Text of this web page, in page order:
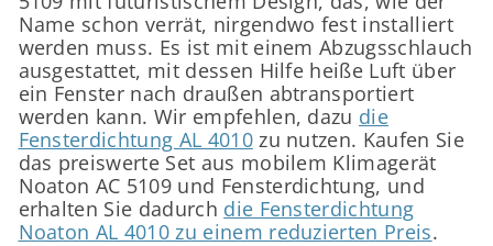
Name schon verrät, nirgendwo fest installiert
werden muss. Es ist mit einem Abzugsschlauch
ausgestattet, mit dessen Hilfe heiße Luft über
ein Fenster nach draußen abtransportiert
werden kann. Wir empfehlen, dazu die
Fensterdichtung AL 4010zu nutzen. Kaufen Sie
das preiswerte Set aus mobilem Klimagerät
Noaton AC 5109 und Fensterdichtung, und
erhalten Sie dadurch die Fensterdichtung
Noaton AL 4010 zu einem reduzierten Preis.